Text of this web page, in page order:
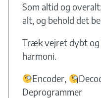
Som altid og
alt, og behold det
Træk vejret dybt og
harmoni.
Encoder,
Deprogrammer